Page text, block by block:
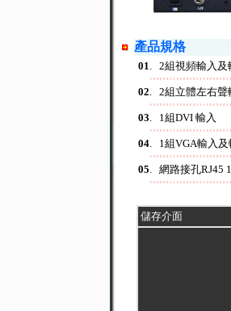
產品規格
01. 2組視頻輸入及
02. 2組立體左右聲
03. 1組DVI 輸入
04. 1組VGA輸入及
05. 網路接孔RJ45
儲存介面